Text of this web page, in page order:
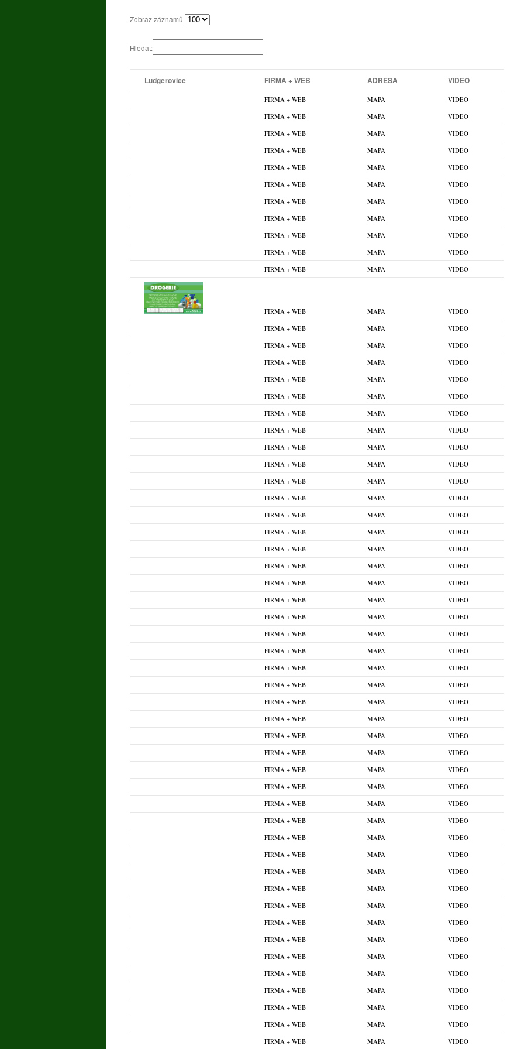
Zobraz záznamů
Hledat:
Ludgeřovice FIRMA + WEB ADRESA VIDEO
FIRMA + WEB MAPA VIDEO
FIRMA + WEB MAPA VIDEO
FIRMA + WEB MAPA VIDEO
FIRMA + WEB MAPA VIDEO
FIRMA + WEB MAPA VIDEO
FIRMA + WEB MAPA VIDEO
FIRMA + WEB MAPA VIDEO
FIRMA + WEB MAPA VIDEO
FIRMA + WEB MAPA VIDEO
FIRMA + WEB MAPA VIDEO
FIRMA + WEB MAPA VIDEO
FIRMA + WEB MAPA VIDEO
FIRMA + WEB MAPA VIDEO
FIRMA + WEB MAPA VIDEO
FIRMA + WEB MAPA VIDEO
FIRMA + WEB MAPA VIDEO
FIRMA + WEB MAPA VIDEO
FIRMA + WEB MAPA VIDEO
FIRMA + WEB MAPA VIDEO
FIRMA + WEB MAPA VIDEO
FIRMA + WEB MAPA VIDEO
FIRMA + WEB MAPA VIDEO
FIRMA + WEB MAPA VIDEO
FIRMA + WEB MAPA VIDEO
FIRMA + WEB MAPA VIDEO
FIRMA + WEB MAPA VIDEO
FIRMA + WEB MAPA VIDEO
FIRMA + WEB MAPA VIDEO
FIRMA + WEB MAPA VIDEO
FIRMA + WEB MAPA VIDEO
FIRMA + WEB MAPA VIDEO
FIRMA + WEB MAPA VIDEO
FIRMA + WEB MAPA VIDEO
FIRMA + WEB MAPA VIDEO
FIRMA + WEB MAPA VIDEO
FIRMA + WEB MAPA VIDEO
FIRMA + WEB MAPA VIDEO
FIRMA + WEB MAPA VIDEO
FIRMA + WEB MAPA VIDEO
FIRMA + WEB MAPA VIDEO
FIRMA + WEB MAPA VIDEO
FIRMA + WEB MAPA VIDEO
FIRMA + WEB MAPA VIDEO
FIRMA + WEB MAPA VIDEO
FIRMA + WEB MAPA VIDEO
FIRMA + WEB MAPA VIDEO
FIRMA + WEB MAPA VIDEO
FIRMA + WEB MAPA VIDEO
FIRMA + WEB MAPA VIDEO
FIRMA + WEB MAPA VIDEO
FIRMA + WEB MAPA VIDEO
FIRMA + WEB MAPA VIDEO
FIRMA + WEB MAPA VIDEO
FIRMA + WEB MAPA VIDEO
FIRMA + WEB MAPA VIDEO